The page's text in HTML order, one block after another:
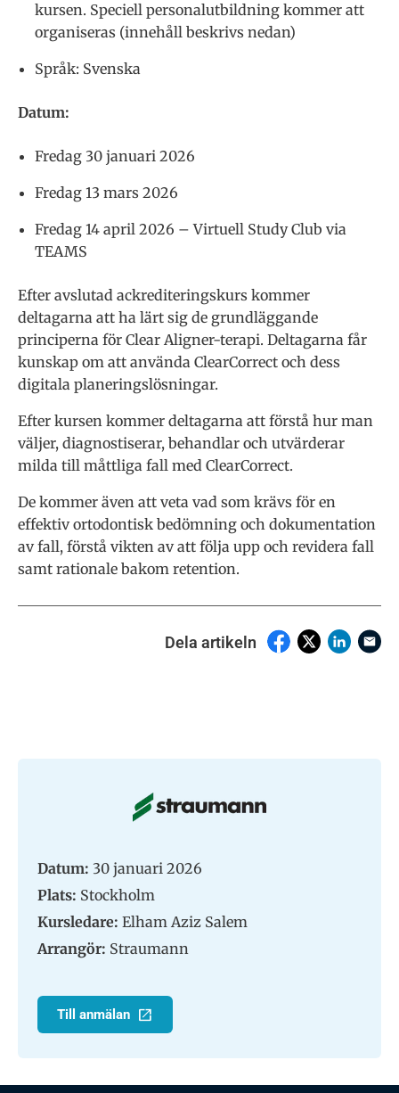
kursen. Speciell personalutbildning kommer att
organiseras (innehåll beskrivs nedan)
Språk: Svenska
Datum:
Fredag 30 januari 2026
Fredag 13 mars 2026
Fredag 14 april 2026 – Virtuell Study Club via
TEAMS
Efter avslutad ackrediteringskurs kommer
deltagarna att ha lärt sig de grundläggande
principerna för Clear Aligner-terapi. Deltagarna får
kunskap om att använda ClearCorrect och dess
digitala planeringslösningar.
Efter kursen kommer deltagarna att förstå hur man
väljer, diagnostiserar, behandlar och utvärderar
milda till måttliga fall med ClearCorrect.
De kommer även att veta vad som krävs för en
effektiv ortodontisk bedömning och dokumentation
av fall, förstå vikten av att följa upp och revidera fall
samt rationale bakom retention.
Dela artikeln
Datum: 30 januari 2026
Plats: Stockholm
Kursledare: Elham Aziz Salem
Arrangör: Straumann
Till anmälan